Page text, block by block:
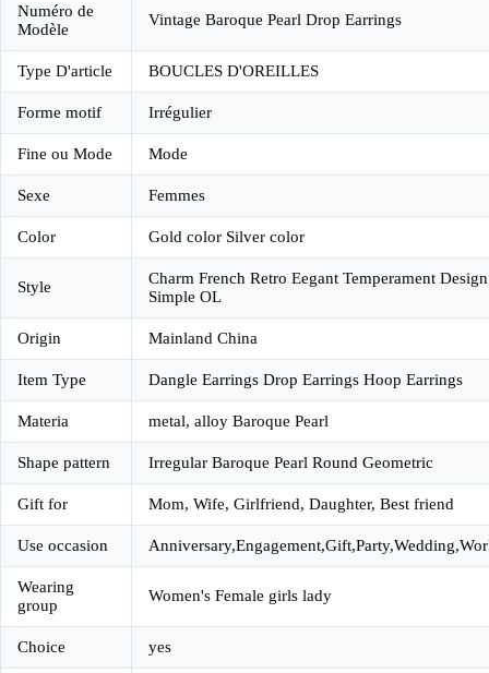
Numéro de
Modèle
Vintage Baroque Pearl Drop Earrings
Type D'article BOUCLES D'OREILLES
Forme motif Irrégulier
Fine ou Mode Mode
Sexe Femmes
Color Gold color Silver color
Style
Charm French Retro Eegant Temperament Design
Simple OL
Origin Mainland China
Item Type Dangle Earrings Drop Earrings Hoop Earrings
Materia metal, alloy Baroque Pearl
Shape pattern Irregular Baroque Pearl Round Geometric
Gift for Mom, Wife, Girlfriend, Daughter, Best friend
Use occasion
Wearing
group
Women's Female girls lady
Choice yes